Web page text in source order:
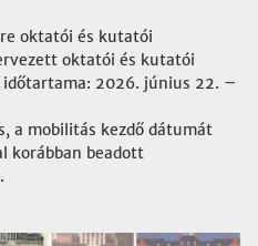
oktatói és kutatói
oktatói és kutatói
2026. június 22. –
a mobilitás kezdő dátumát
korábban beadott